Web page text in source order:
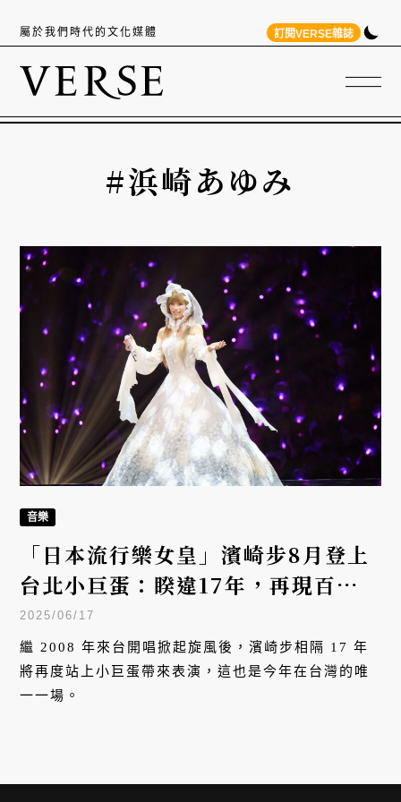
屬於我們時代的文化媒體 訂閱VERSE雜誌
#浜崎あゆみ
音樂
「日本流行樂女皇」濱崎步8月登上
台北小巨蛋：睽違17年，再現百變
歌姬的舞台魅力
2025/06/17
繼 2008 年來台開唱掀起旋風後，濱崎步相隔 17 年
將再度站上小巨蛋帶來表演，這也是今年在台灣的唯
一一場。